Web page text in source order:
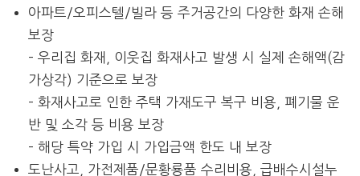
아파트/오피스텔/빌라 등 주거공간의 다양한 화재 손해
보장
– 우리집 화재, 이웃집 화재사고 발생 시 실제 손해액(감
가상각) 기준으로 보장
– 화재사고로 인한 주택 가재도구 복구 비용, 폐기물 운
반 및 소각 등 비용 보장
– 해당 특약 가입 시 가입금액 한도 내 보장
도난사고, 가전제품/문황룡품 수리비용, 급배수시설누